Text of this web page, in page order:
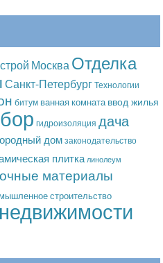
МоскваОтделка
Санкт-Петербург Технологии
битум ванная комната ввод жилья
гидроизоляция дача
дом законодательство
плитка линолеум
материалы
строительство